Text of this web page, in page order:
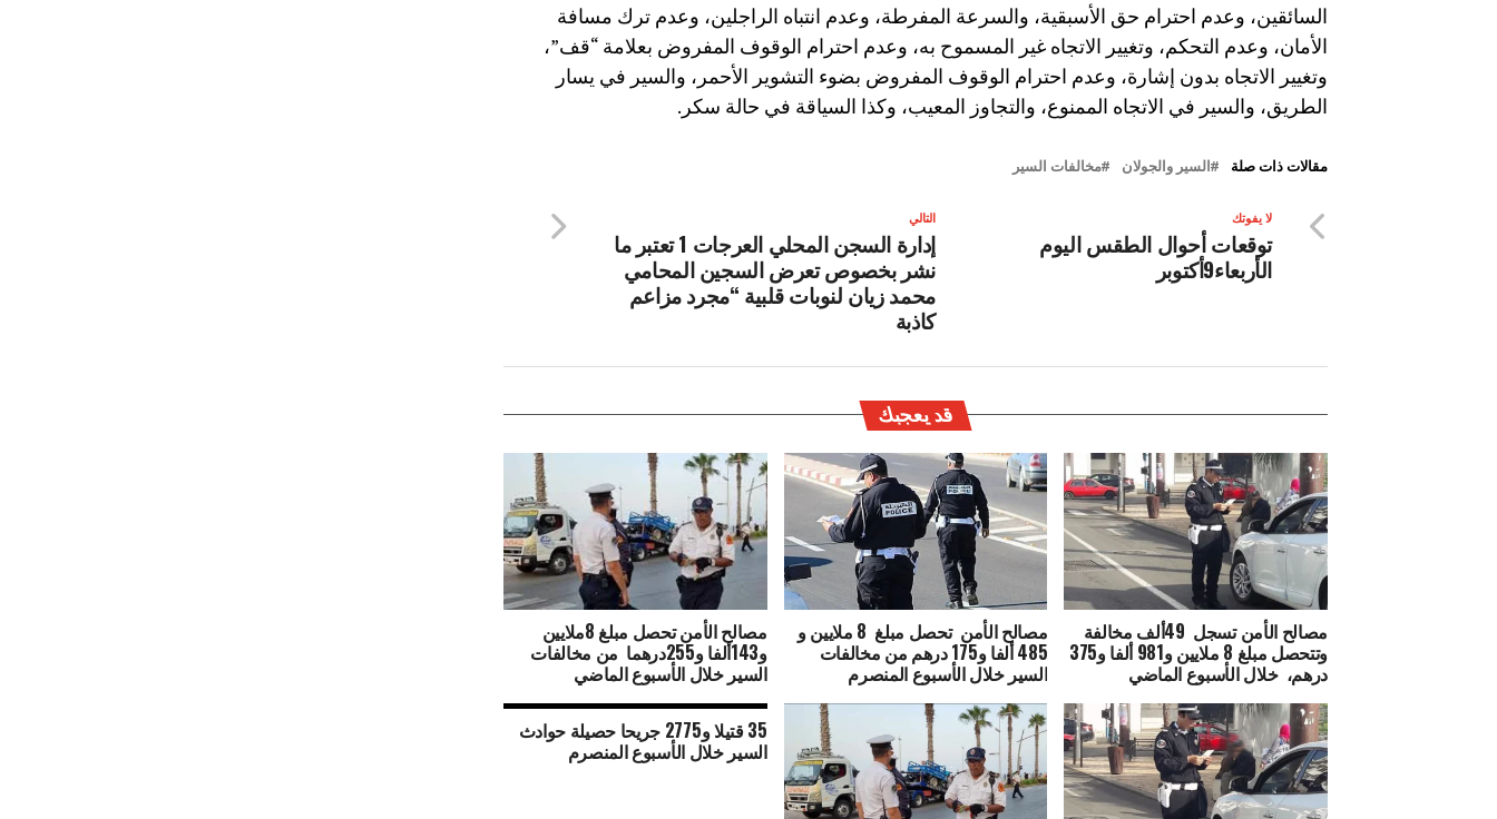
السائقين، وعدم احترام حق الأسبقية، والسرعة المفرطة، وعدم انتباه الراجلين، وعدم ترك مسافة
الأمان، وعدم التحكم، وتغيير الاتجاه غير المسموح به، وعدم احترام الوقوف المفروض بعلامة “قف”،
وتغيير الاتجاه بدون إشارة، وعدم احترام الوقوف المفروض بضوء التشوير الأحمر، والسير في يسار
الطريق، والسير في الاتجاه الممنوع، والتجاوز المعيب، وكذا السياقة في حالة سكر.
مقالات ذات صلة السير والجولان مخالفات السير
التالي
إدارة السجن المحلي العرجات 1 تعتبر ما
نشر بخصوص تعرض السجين المحامي
محمد زيان لنوبات قلبية “مجرد مزاعم
كاذبة
لا يفوتك
توقعات أحوال الطقس اليوم
الأربعاء9أكتوبر
قد يعجبك
مصالح الأمن تسجل 49ألف مخالفة
وتتحصل مبلغ 8 ملايين و981 ألفا و375
درهم، خلال الأسبوع الماضي
مصالح الأمن تحصل مبلغ 8 ملايين و
485 ألفا و175 درهم من مخالفات
السير خلال الأسبوع المنصرم
مصالح الأمن تحصل مبلغ 8ملايين
و143ألفا و255درهما من مخالفات
السير خلال الأسبوع الماضي
35 قتيلا و2775 جريحا حصيلة حوادث
السير خلال الأسبوع المنصرم